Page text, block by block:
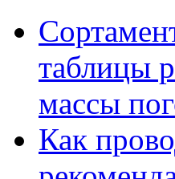
таблицы
массы
Как